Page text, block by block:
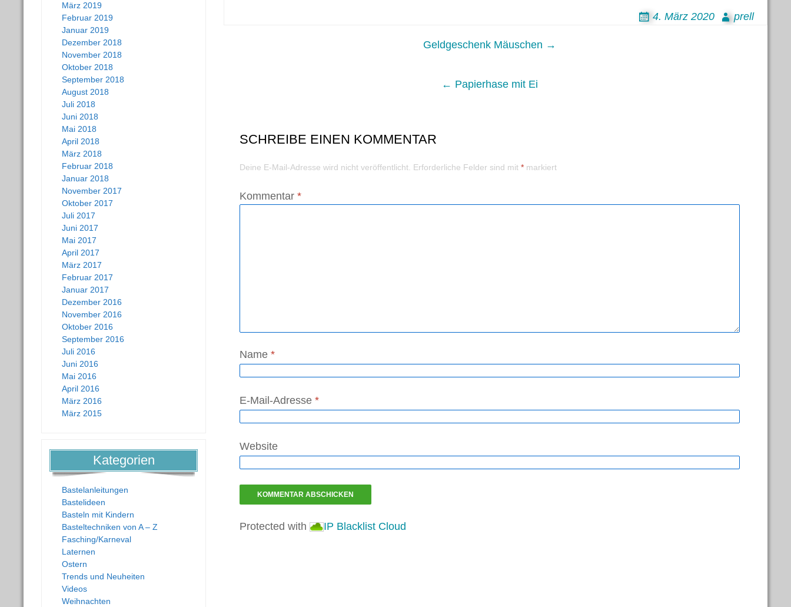
März 2019
Februar 2019
Januar 2019
Dezember 2018
November 2018
Oktober 2018
September 2018
August 2018
Juli 2018
Juni 2018
Mai 2018
April 2018
März 2018
Februar 2018
Januar 2018
November 2017
Oktober 2017
Juli 2017
Juni 2017
Mai 2017
April 2017
März 2017
Februar 2017
Januar 2017
Dezember 2016
November 2016
Oktober 2016
September 2016
Juli 2016
Juni 2016
Mai 2016
April 2016
März 2016
März 2015
Kategorien
Bastelanleitungen
Bastelideen
Basteln mit Kindern
Basteltechniken von A – Z
Fasching/Karneval
Laternen
Ostern
Trends und Neuheiten
Videos
Weihnachten
4. März 2020 prell
Geldgeschenk Mäuschen →
← Papierhase mit Ei
SCHREIBE EINEN KOMMENTAR
Deine E-Mail-Adresse wird nicht veröffentlicht. Erforderliche Felder sind mit* markiert
Kommentar*
Name*
E-Mail-Adresse*
Website
Protected with IP Blacklist Cloud